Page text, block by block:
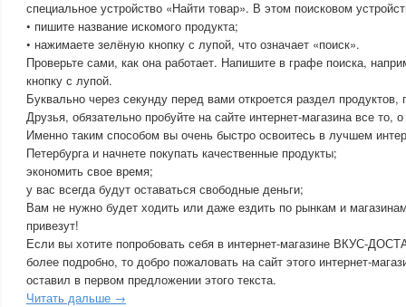
специальное устройство «Найти товар». В этом поисковом
• пишите название искомого продукта;
• нажимаете зелёную кнопку с лупой, что означает «поиск».
Проверьте сами, как она работает. Напишите в графе поиска,
кнопку с лупой.
Буквально через секунду перед вами откроется раздел продуктов,
Друзья, обязательно пробуйте на сайте интернет-магазина все
Именно таким способом вы очень быстро освоитесь в лучшем
Петербурга и начнете покупать качественные продукты;
экономить свое время;
у вас всегда будут оставаться свободные деньги;
Вам не нужно будет ходить или даже ездить по рынкам и
привезут!
Если вы хотите попробовать себя в интернет-магазине ВКУС-
более подробно, то добро пожаловать на сайт этого интернет-
оставил в первом предложении этого текста.
Читать дальше →